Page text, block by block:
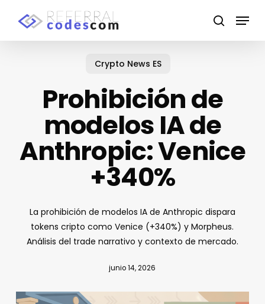
search
Menu
Crypto News ES
Prohibición de
modelos IA de
Anthropic: Venice
+340%
La prohibición de modelos IA de Anthropic dispara
tokens cripto como Venice (+340%) y Morpheus.
Análisis del trade narrativo y contexto de mercado.
junio 14, 2026